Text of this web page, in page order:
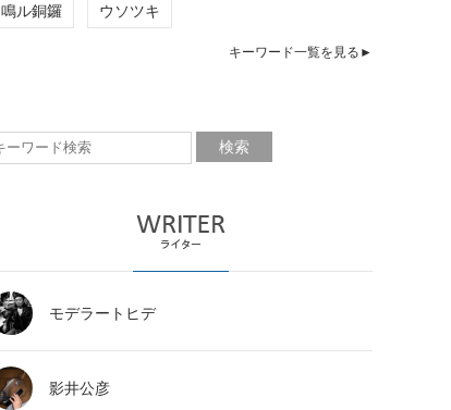
鳴ル銅鑼 ウソツキ
キーワード一覧を見る►
モデラートヒデ
影井公彦